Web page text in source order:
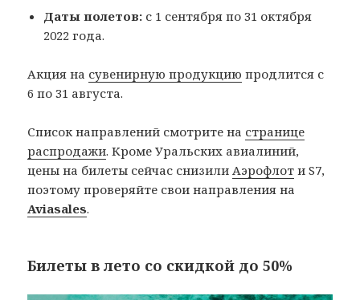
Даты полетов: с 1 сентября по 31 октября
2022 года.
Акция на сувенирную продукцию продлится с
6 по 31 августа.
Список направлений смотрите на странице
распродажи. Кроме Уральских авиалиний,
цены на билеты сейчас снизилиАэрофлот и S7,
поэтому проверяйте свои направления на
Aviasales.
Билеты в лето со скидкой до 50%